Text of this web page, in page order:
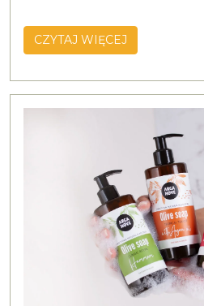
CZYTAJ WIĘCEJ